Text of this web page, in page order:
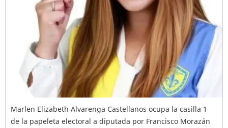
Marlen Elizabeth Alvarenga Castellanos ocupa la casilla 1
de la papeleta electoral a diputada por Francisco Morazán